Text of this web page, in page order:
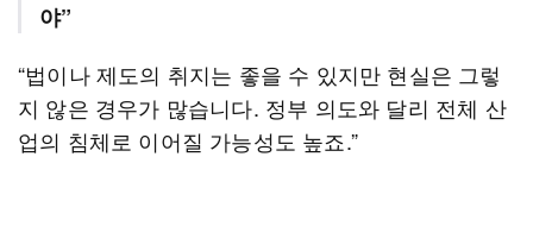
야”
“법이나 제도의 취지는 좋을 수 있지만 현실은 그렇
지 않은 경우가 많습니다. 정부 의도와 달리 전체 산
업의 침체로 이어질 가능성도 높죠.”